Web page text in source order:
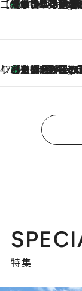
【CREA×星野リゾート】唯一無二。
3 Hours Ago
【トンボの足水浴】ヒノキの香りに包まれて涼感マックス！約13℃の湧水か
47都道府県の手みやげ ひんやりスイーツで
5 Hours Ago
【京都府】この夏絶対食べたい 冷やしておいしいおやつ3選 ひ
特集